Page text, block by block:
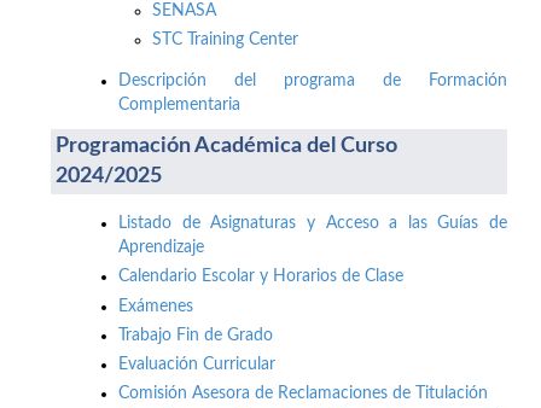
SENASA
STC Training Center
Descripción del programa de Formación
Complementaria
Programación Académica del Curso
2024/2025
Listado de Asignaturas y Acceso a las Guías de
Aprendizaje
Calendario Escolar y Horarios de Clase
Exámenes
Trabajo Fin de Grado
Evaluación Curricular
Comisión Asesora de Reclamaciones de Titulación